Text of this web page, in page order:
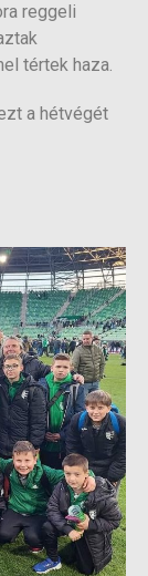
reggeli
tértek haza.
a hétvégét